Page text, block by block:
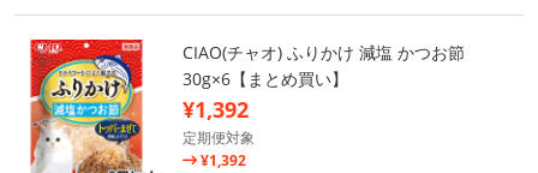
CIAO(チャオ) ふりかけ 減塩 かつお節
30g×6【まとめ買い】
¥1,392
定期便対象
¥1,392